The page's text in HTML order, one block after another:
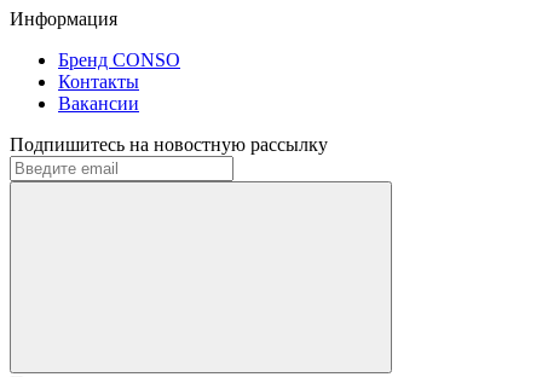
Информация
Бренд CONSO
Контакты
Вакансии
Подпишитесь на новостную рассылку